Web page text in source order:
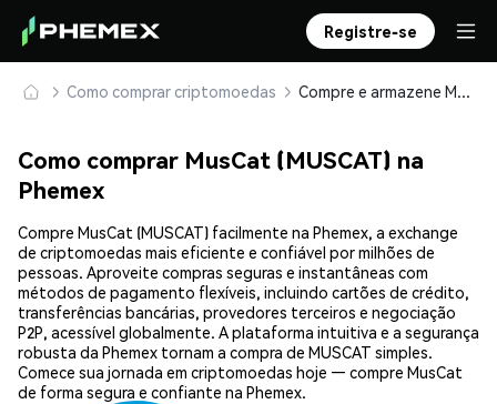
Registre-se
Como comprar criptomoedas Compre e armazene MusCat (MUSCAT) com segurança
Como comprar MusCat (MUSCAT) na
Phemex
Compre MusCat (MUSCAT) facilmente na Phemex, a exchange
de criptomoedas mais eficiente e confiável por milhões de
pessoas. Aproveite compras seguras e instantâneas com
métodos de pagamento flexíveis, incluindo cartões de crédito,
transferências bancárias, provedores terceiros e negociação
P2P, acessível globalmente. A plataforma intuitiva e a segurança
robusta da Phemex tornam a compra de MUSCAT simples.
Comece sua jornada em criptomoedas hoje — compre MusCat
de forma segura e confiante na Phemex.